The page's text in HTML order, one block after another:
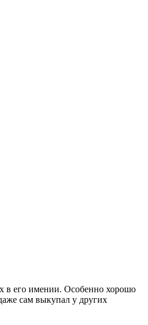
в его имении. Особенно хорошо
сам выкупал у других